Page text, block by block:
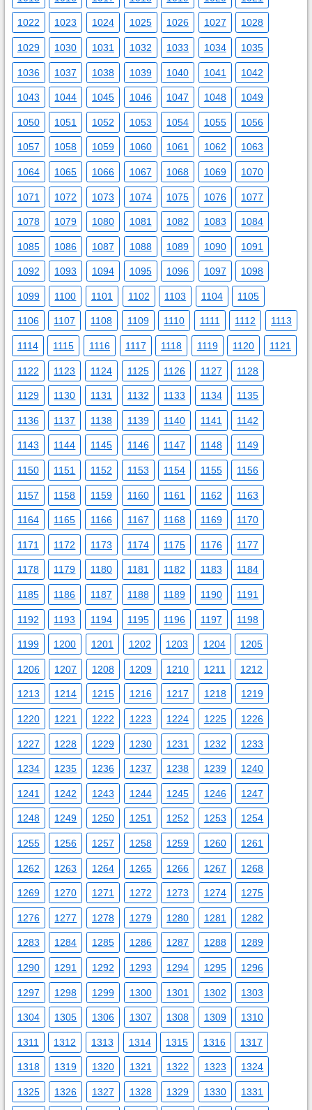
1022 1023 1024 1025 1026 1027 1028
1029 1030 1031 1032 1033 1034 1035
1036 1037 1038 1039 1040 1041 1042
1043 1044 1045 1046 1047 1048 1049
1050 1051 1052 1053 1054 1055 1056
1057 1058 1059 1060 1061 1062 1063
1064 1065 1066 1067 1068 1069 1070
1071 1072 1073 1074 1075 1076 1077
1078 1079 1080 1081 1082 1083 1084
1085 1086 1087 1088 1089 1090 1091
1092 1093 1094 1095 1096 1097 1098
1099 1100 1101 1102 1103 1104 1105
1106 1107 1108 1109 1110 1111 1112 1113
1114 1115 1116 1117 1118 1119 1120 1121
1122 1123 1124 1125 1126 1127 1128
1129 1130 1131 1132 1133 1134 1135
1136 1137 1138 1139 1140 1141 1142
1143 1144 1145 1146 1147 1148 1149
1150 1151 1152 1153 1154 1155 1156
1157 1158 1159 1160 1161 1162 1163
1164 1165 1166 1167 1168 1169 1170
1171 1172 1173 1174 1175 1176 1177
1178 1179 1180 1181 1182 1183 1184
1185 1186 1187 1188 1189 1190 1191
1192 1193 1194 1195 1196 1197 1198
1199 1200 1201 1202 1203 1204 1205
1206 1207 1208 1209 1210 1211 1212
1213 1214 1215 1216 1217 1218 1219
1220 1221 1222 1223 1224 1225 1226
1227 1228 1229 1230 1231 1232 1233
1234 1235 1236 1237 1238 1239 1240
1241 1242 1243 1244 1245 1246 1247
1248 1249 1250 1251 1252 1253 1254
1255 1256 1257 1258 1259 1260 1261
1262 1263 1264 1265 1266 1267 1268
1269 1270 1271 1272 1273 1274 1275
1276 1277 1278 1279 1280 1281 1282
1283 1284 1285 1286 1287 1288 1289
1290 1291 1292 1293 1294 1295 1296
1297 1298 1299 1300 1301 1302 1303
1304 1305 1306 1307 1308 1309 1310
1311 1312 1313 1314 1315 1316 1317
1318 1319 1320 1321 1322 1323 1324
1325 1326 1327 1328 1329 1330 1331